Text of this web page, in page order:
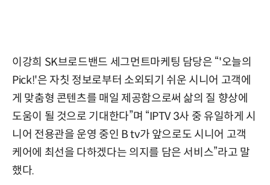
이강희 SK브로드밴드 세그먼트마케팅 담당은 “'오늘의
Pick!'은 자칫 정보로부터 소외되기 쉬운 시니어 고객에
게 맞춤형 콘텐츠를 매일 제공함으로써 삶의 질 향상에
도움이 될 것으로 기대한다”며 “IPTV 3사 중 유일하게 시
니어 전용관을 운영 중인 B tv가 앞으로도 시니어 고객
케어에 최선을 다하겠다는 의지를 담은 서비스”라고 말
했다.